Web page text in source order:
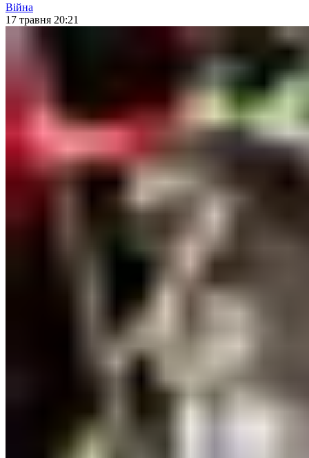
Війна
17 травня 20:21